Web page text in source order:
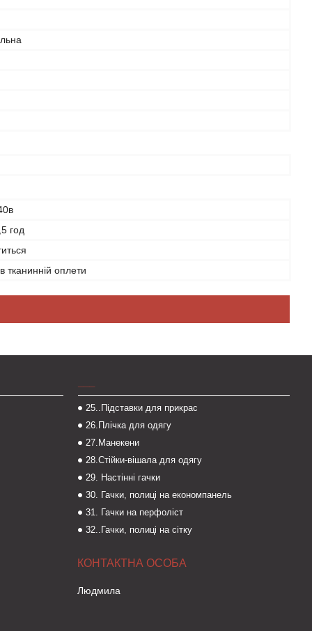
год
тканинній оплети
25..Підставки для прикрас
26.Плічка для одягу
27.Манекени
28.Стійки-вішала для одягу
29. Настінні гачки
30. Гачки, полиці на економпанель
31. Гачки на перфоліст
32..Гачки, полиці на сітку
Людмила